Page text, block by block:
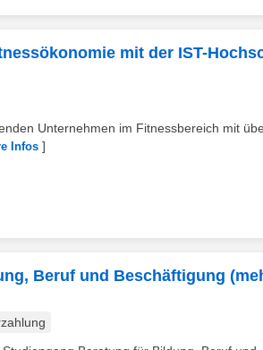
mit der IST-
Unternehmen im Fitnessbereich mit
Infos ]
Beruf und Beschäftigung